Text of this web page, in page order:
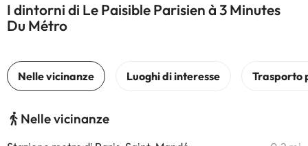
I dintorni di Le Paisible Parisien à 3 Minutes
Du Métro
Nelle vicinanze